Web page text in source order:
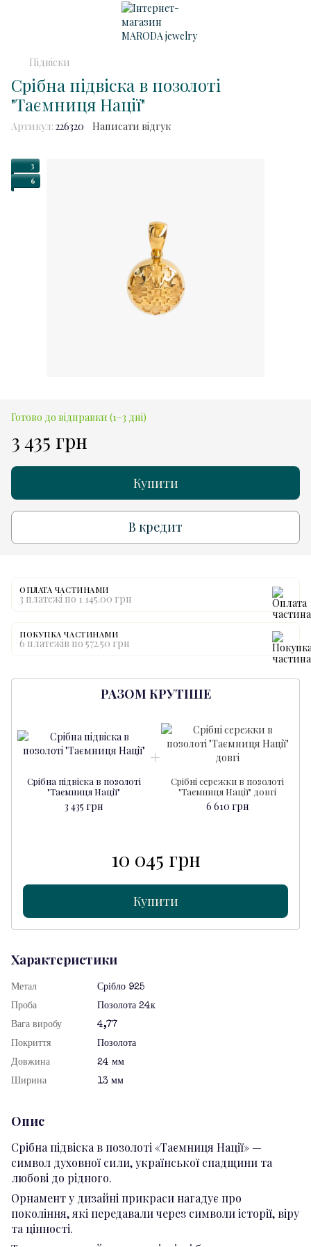
Підвіски
Срібна підвіска в позолоті
"Таємниця Нації"
Артикул: 226320 Написати відгук
3
6
Готово до відправки (1–3 дні)
3 435 грн
Купити
В кредит
ОПЛАТА ЧАСТИНАМИ
3 платежі по 1 145.00 грн
ПОКУПКА ЧАСТИНАМИ
6 платежів по 572.50 грн
РАЗОМ КРУТІШЕ
Срібна підвіска в позолоті
"Таємниця Нації"
3 435 грн
Срібні сережки в позолоті
"Таємниця Нації" довгі
6 610 грн
10 045 грн
Купити
Характеристики
Метал
Срібло 925
Проба
Позолота 24к
Вага виробу
4,77
Покриття
Позолота
Довжина
24 мм
Ширина
13 мм
Опис
Срібна підвіска в позолоті «Таємниця Нації» —
символ духовної сили, української спадщини та
любові до рідного.
Орнамент у дизайні прикраси нагадує про
покоління, які передавали через символи історії, віру
та цінності.